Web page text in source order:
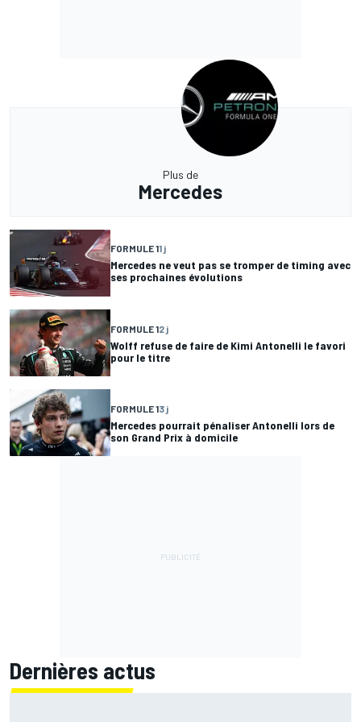
Plus de
Mercedes
FORMULE 11 j
Mercedes ne veut pas se tromper de timing avec
ses prochaines évolutions
FORMULE 12 j
Wolff refuse de faire de Kimi Antonelli le favori
pour le titre
FORMULE 13 j
Mercedes pourrait pénaliser Antonelli lors de
son Grand Prix à domicile
Dernières actus